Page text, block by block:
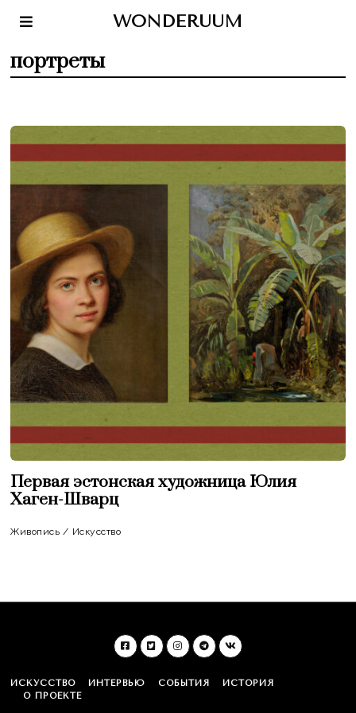
WONDERUUM
портреты
Первая эстонская художница Юлия
Хаген-Шварц
Живопись / Искусство
ИСКУССТВО ИНТЕРВЬЮ СОБЫТИЯ
ИСТОРИЯ
О ПРОЕКТЕ